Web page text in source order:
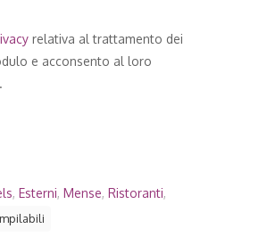
relativa al trattamento dei
e acconsento al loro
, Esterni, Mense, Ristoranti,